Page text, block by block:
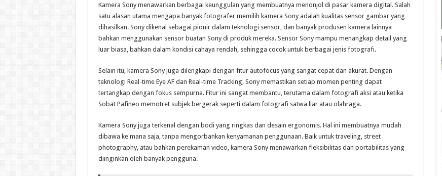
Kamera Sony menawarkan berbagai keunggulan yang membuatnya menonjol di pasar kamera digital. Salah
satu alasan utama mengapa banyak fotografer memilih kamera Sony adalah kualitas sensor gambar yang
dihasilkan. Sony dikenal sebagai pionir dalam teknologi sensor, dan banyak produsen kamera lainnya
bahkan menggunakan sensor buatan Sony di produk mereka. Sensor Sony mampu menangkap detail yang
luar biasa, bahkan dalam kondisi cahaya rendah, sehingga cocok untuk berbagai jenis fotografi.
Selain itu, kamera Sony juga dilengkapi dengan fitur autofocus yang sangat cepat dan akurat. Dengan
teknologi Real-time Eye AF dan Real-time Tracking, Sony memastikan setiap momen penting dapat
tertangkap dengan fokus sempurna. Fitur ini sangat membantu, terutama dalam fotografi aksi atau ketika
Sobat Pafineo memotret subjek bergerak seperti dalam fotografi satwa liar atau olahraga.
Kamera Sony juga terkenal dengan bodi yang ringkas dan desain ergonomis. Hal ini membuatnya mudah
dibawa ke mana saja, tanpa mengorbankan kenyamanan penggunaan. Baik untuk traveling, street
photography, atau bahkan perekaman video, kamera Sony menawarkan fleksibilitas dan portabilitas yang
diinginkan oleh banyak pengguna.